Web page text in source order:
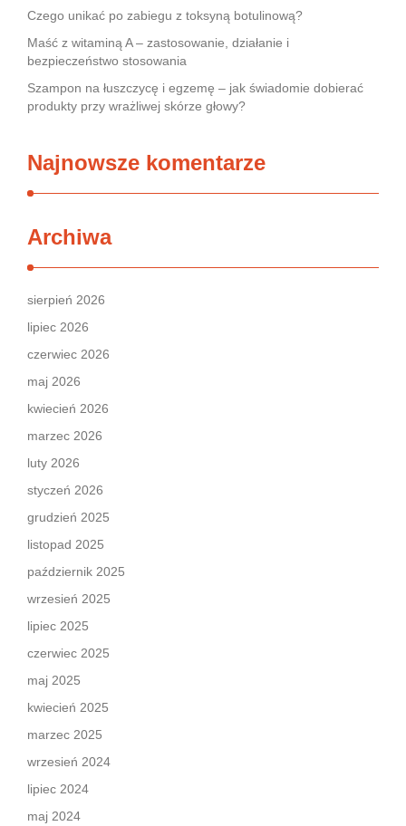
Czego unikać po zabiegu z toksyną botulinową?
Maść z witaminą A – zastosowanie, działanie i
bezpieczeństwo stosowania
Szampon na łuszczycę i egzemę – jak świadomie dobierać
produkty przy wrażliwej skórze głowy?
Najnowsze komentarze
Archiwa
sierpień 2026
lipiec 2026
czerwiec 2026
maj 2026
kwiecień 2026
marzec 2026
luty 2026
styczeń 2026
grudzień 2025
listopad 2025
październik 2025
wrzesień 2025
lipiec 2025
czerwiec 2025
maj 2025
kwiecień 2025
marzec 2025
wrzesień 2024
lipiec 2024
maj 2024